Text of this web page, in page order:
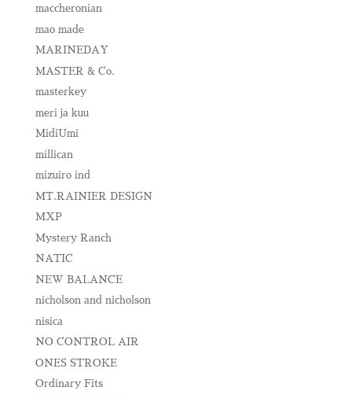
maccheronian
mao made
MARINEDAY
MASTER & Co.
masterkey
meri ja kuu
MidiUmi
millican
mizuiro ind
MT.RAINIER DESIGN
MXP
Mystery Ranch
NATIC
NEW BALANCE
nicholson and nicholson
nisica
NO CONTROL AIR
ONES STROKE
Ordinary Fits